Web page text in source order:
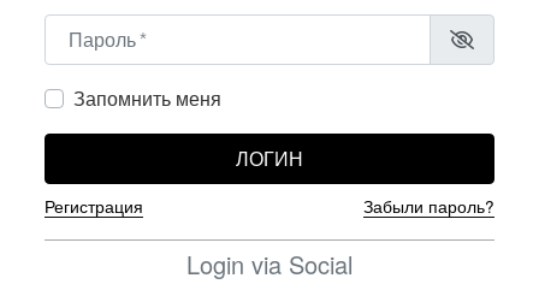
Пароль
Запомнить меня
ЛОГИН
Регистрация Забыли пароль?
Login via Social